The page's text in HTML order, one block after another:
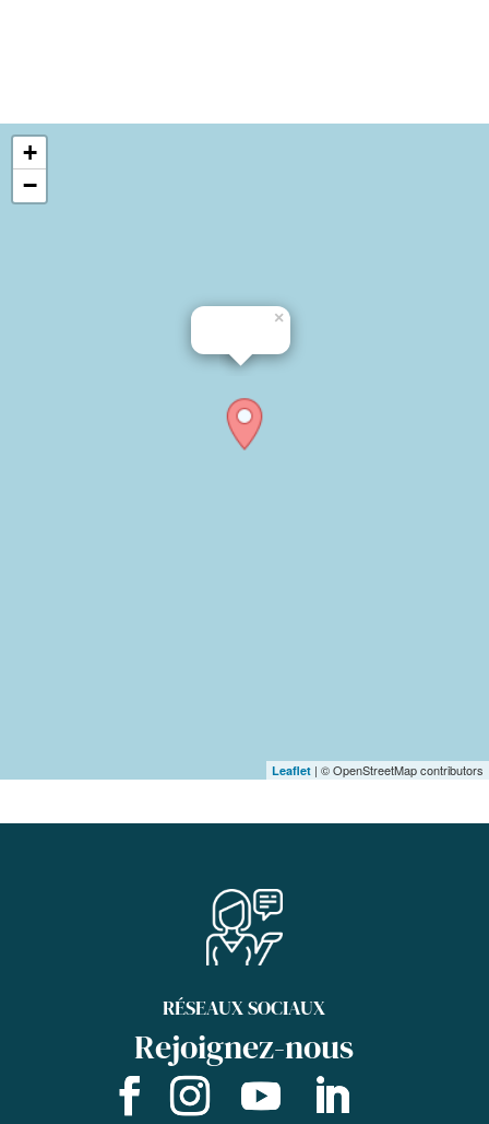
×
+
−
Leaflet | © OpenStreetMap contributors
RÉSEAUX SOCIAUX
Rejoignez-nous